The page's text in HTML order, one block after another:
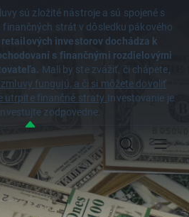
sú zložité nástroje a sú spojené s
strát v dôsledku pákového
retailových investorov dochádza k
s finančnými rozdielovými
Mali by ste zvážiť, či chápete,
fungujú, a či si môžete dovoliť
utrpíte finančné straty.Investovanie je
zodpovedne.